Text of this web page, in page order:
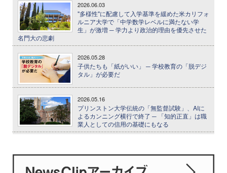
2026.06.03
"多様性"に配慮して入学基準を緩めた米カリフォ
ルニア大学で「中学数学レベルに満たない学
生」が激増 ─ 学力より政治的理由を優先させた
名門大の悲劇
2026.05.28
子供たちも「紙がいい」 ─ 学校教育の「脱デジ
タル」が必要だ
2026.05.16
プリンストン大学伝統の「無監督試験」、AIに
よるカンニング横行で終了 ─ 「知的正直」は職
業人としての信用の基礎にもなる